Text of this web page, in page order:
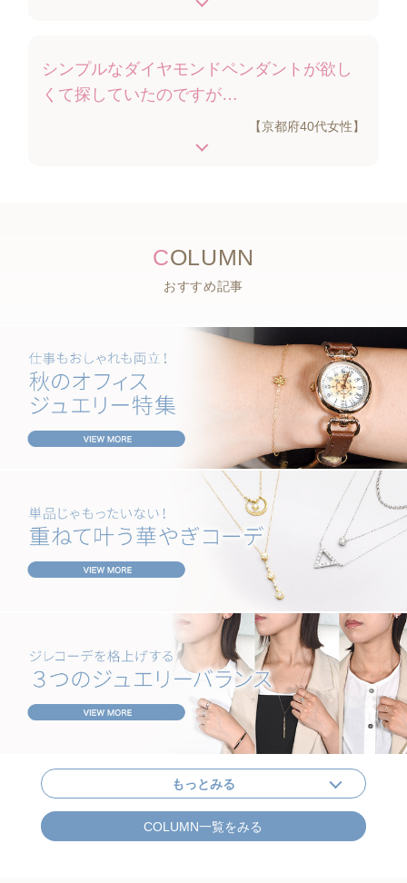
シンプルなダイヤモンドペンダントが欲し
くて探していたのですが…
【京都府40代女性】
COLUMN
おすすめ記事
もっとみる
COLUMN一覧をみる